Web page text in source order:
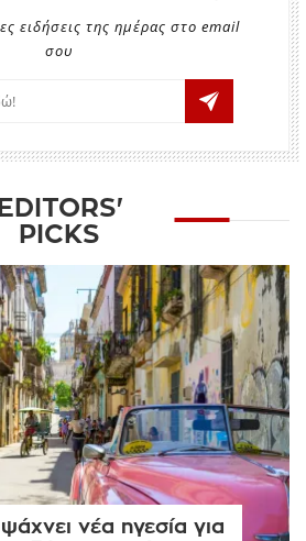
ειδήσεις της ημέρας στο email
σου
EDITORS'
PICKS